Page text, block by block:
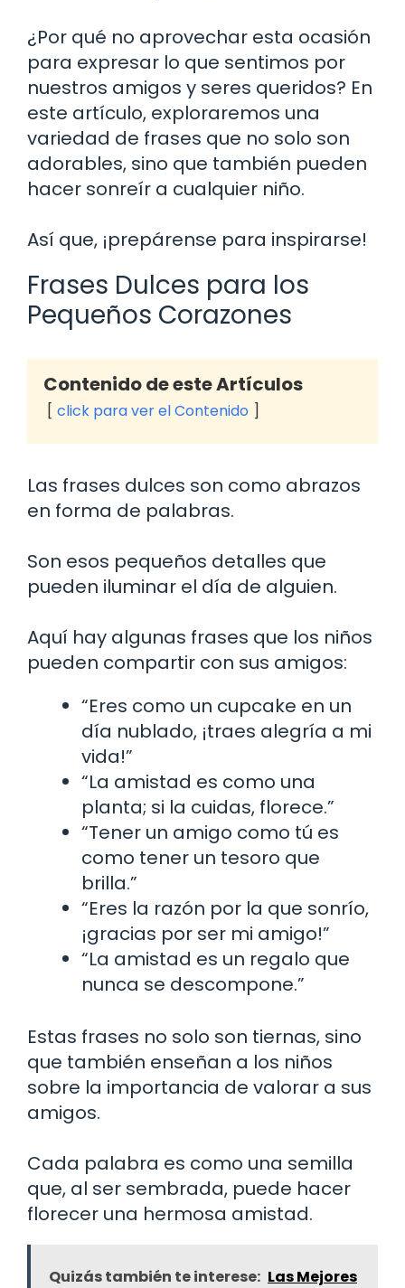
¿Por qué no aprovechar esta ocasión
para expresar lo que sentimos por
nuestros amigos y seres queridos? En
este artículo, exploraremos una
variedad de frases que no solo son
adorables, sino que también pueden
hacer sonreír a cualquier niño.
Así que, ¡prepárense para inspirarse!
Frases Dulces para los
Pequeños Corazones
Contenido de este Artículos
click para ver el Contenido
Las frases dulces son como abrazos
en forma de palabras.
Son esos pequeños detalles que
pueden iluminar el día de alguien.
Aquí hay algunas frases que los niños
pueden compartir con sus amigos:
“Eres como un cupcake en un
día nublado, ¡traes alegría a mi
vida!”
“La amistad es como una
planta; si la cuidas, florece.”
“Tener un amigo como tú es
como tener un tesoro que
brilla.”
“Eres la razón por la que sonrío,
¡gracias por ser mi amigo!”
“La amistad es un regalo que
nunca se descompone.”
Estas frases no solo son tiernas, sino
que también enseñan a los niños
sobre la importancia de valorar a sus
amigos.
Cada palabra es como una semilla
que, al ser sembrada, puede hacer
florecer una hermosa amistad.
Quizás también te interese: Las Mejores